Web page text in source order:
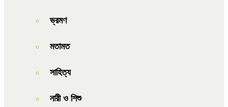
ভ্রমণ
মতামত
সাহিত্য
নারী ও শিশু